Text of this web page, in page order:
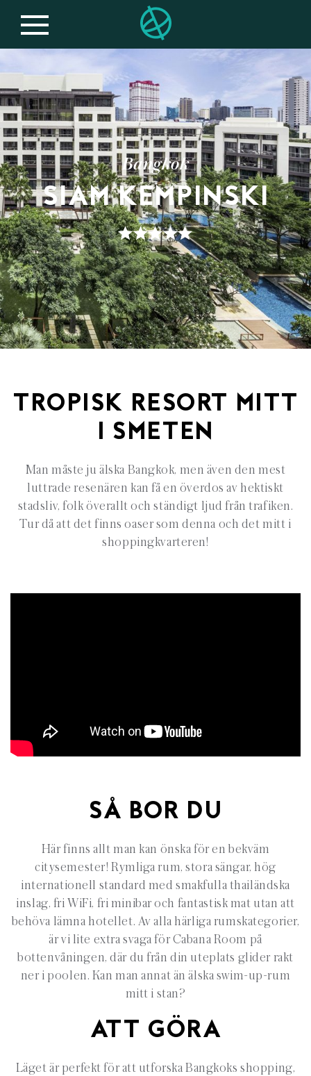
Bangkok
SIAM KEMPINSKI
TROPISK RESORT MITT
I SMETEN
Man måste ju älska Bangkok, men även den mest
luttrade resenären kan få en överdos av hektiskt
stadsliv, folk överallt och ständigt ljud från trafiken.
Tur då att det finns oaser som denna och det mitt i
shoppingkvarteren!
SÅ BOR DU
Här finns allt man kan önska för en bekväm
citysemester! Rymliga rum, stora sängar, hög
internationell standard med smakfulla thailändska
inslag, fri WiFi, fri minibar och fantastisk mat utan att
behöva lämna hotellet. Av alla härliga rumskategorier,
är vi lite extra svaga för Cabana Room på
bottenvåningen, där du från din uteplats glider rakt
ner i poolen. Kan man annat än älska swim-up-rum
mitt i stan?
ATT GÖRA
Läget är perfekt för att utforska Bangkoks shopping,